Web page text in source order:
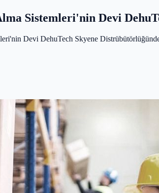
Sistemleri'nin Devi
Devi DehuTech Skyene